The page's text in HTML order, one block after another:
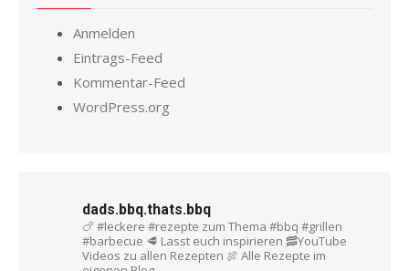
Anmelden
Eintrags-Feed
Kommentar-Feed
WordPress.org
dads.bbq.thats.bbq
🍗 #leckere #rezepte zum Thema #bbq #grillen
#barbecue 🥩 Lasst euch inspirieren 🥓YouTube
Videos zu allen Rezepten 🍖 Alle Rezepte im